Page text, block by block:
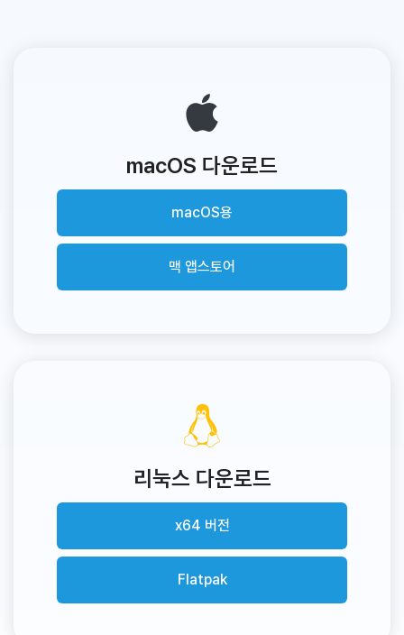
macOS 다운로드
macOS용
맥 앱스토어
리눅스 다운로드
x64 버전
Flatpak